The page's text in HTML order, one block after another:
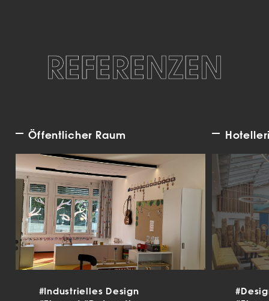
REFERENZEN
Öffentlicher Raum
#Industrielles Design